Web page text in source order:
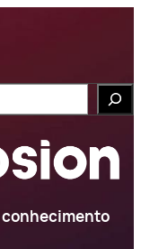
conhecimento